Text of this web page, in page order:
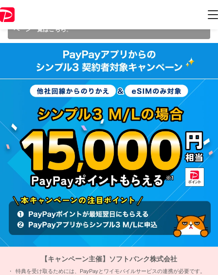
ジ内の情報はキャンペーン終了時点のものになります。
ペーン一覧はこちら。
【キャンペーン主催】ソフトバンク株式会社
特典を受け取るためには、PayPayとワイモバイルサービスの連携が必要です。